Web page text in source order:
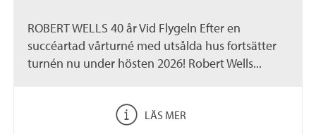
ROBERT WELLS 40 år Vid Flygeln Efter en
succéartad vårturné med utsålda hus fortsätter
turnén nu under hösten 2026! Robert Wells...
LÄS MER